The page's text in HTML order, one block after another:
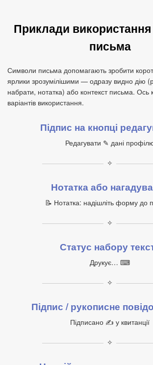
Приклади
письма
Символи письма допомагають зробити
ярлики зрозумілішими — одразу видно дію
набрати, нотатка) або контекст письма. Ось
варіантів використання.
Підпис на кнопці
Редагувати ✎ дані
✧
Нотатка або
📝 Нотатка: надішліть форму до
✧
Статус набору
Друкує… ⌨
✧
Підпис / рукописне
Підписано ✍ у квитанції
✧